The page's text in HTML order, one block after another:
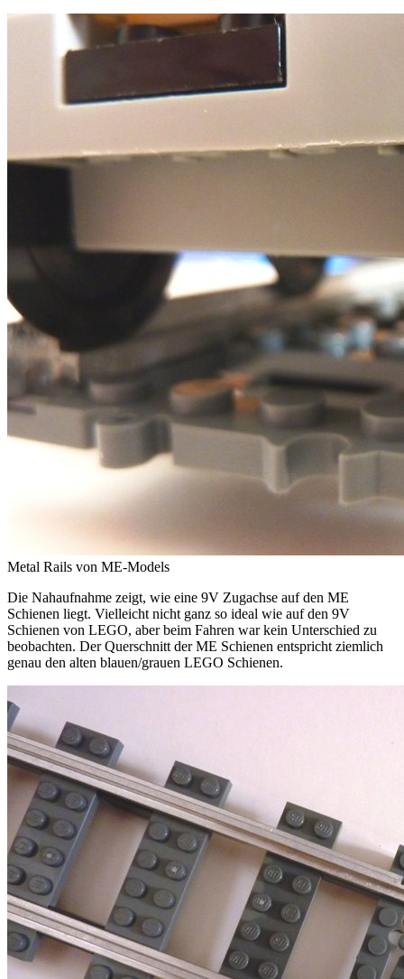
Metal Rails von ME-Models
Die Nahaufnahme zeigt, wie eine 9V Zugachse auf den ME
Schienen liegt. Vielleicht nicht ganz so ideal wie auf den 9V
Schienen von LEGO, aber beim Fahren war kein Unterschied zu
beobachten. Der Querschnitt der ME Schienen entspricht ziemlich
genau den alten blauen/grauen LEGO Schienen.